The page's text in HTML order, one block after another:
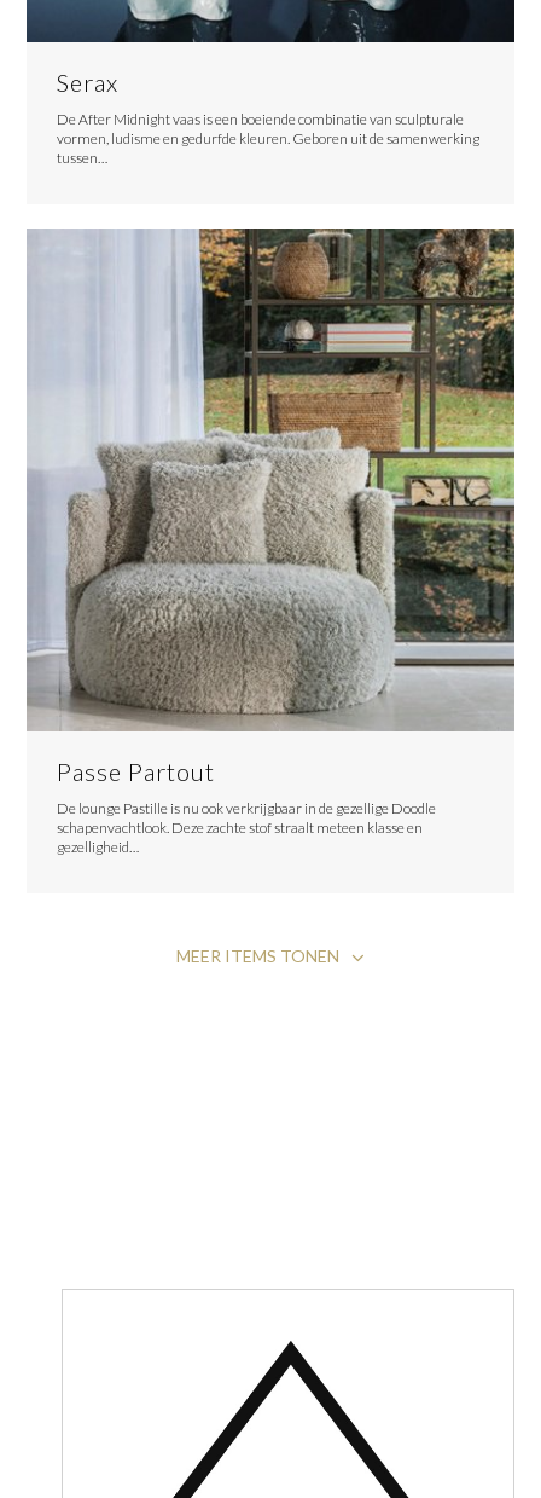
Serax
De After Midnight vaas is een boeiende combinatie van sculpturale
vormen, ludisme en gedurfde kleuren. Geboren uit de samenwerking
tussen…
Passe Partout
De lounge Pastille is nu ook verkrijgbaar in de gezellige Doodle
schapenvachtlook. Deze zachte stof straalt meteen klasse en
gezelligheid…
MEER ITEMS TONEN